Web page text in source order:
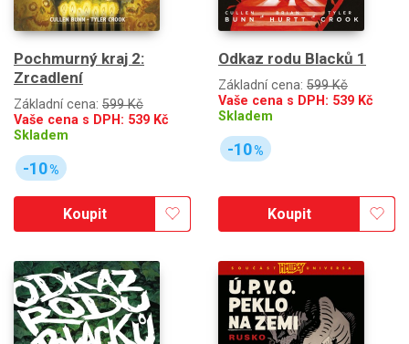
Pochmurný kraj 2:
Zrcadlení
Základní cena: 599 Kč
Vaše cena s DPH: 539 Kč
Skladem
-10%
Koupit
Odkaz rodu Blacků 1
Základní cena: 599 Kč
Vaše cena s DPH: 539 Kč
Skladem
-10%
Koupit